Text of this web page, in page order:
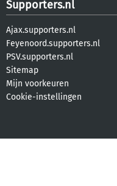
Supporters.nl
Ajax.supporters.nl
Feyenoord.supporters.nl
PSV.supporters.nl
Sitemap
Mijn voorkeuren
Cookie-instellingen